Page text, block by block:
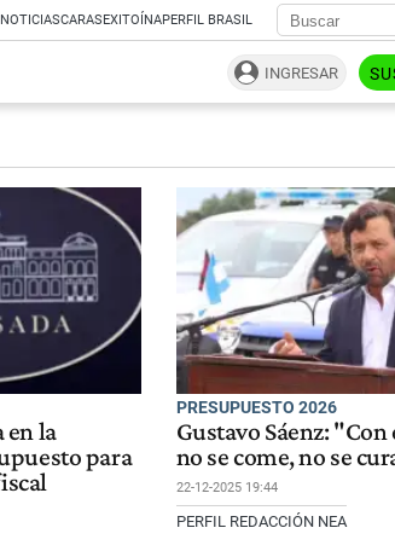
NOTICIASCARASEXITOÍNAPERFIL BRASIL
INGRESAR
en la
para
PRESUPUESTO 2026
Gustavo Sáenz:
no se come, no se
22-12-2025 19:44
PERFIL REDACCIÓN NEA